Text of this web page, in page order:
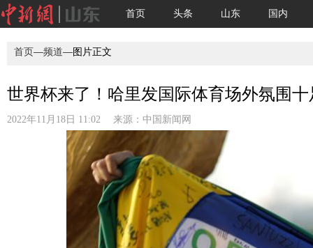
首页 头条 山东 国内
首页—频道—图片正文
世界杯来了！哈里发国际体育场外氛围十
2022年11月18日 11:02 来源： 中国新闻网